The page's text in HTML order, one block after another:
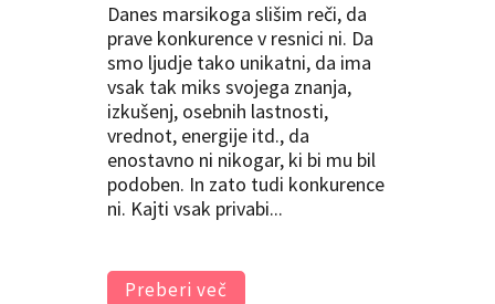
Danes marsikoga slišim reči, da
prave konkurence v resnici ni. Da
smo ljudje tako unikatni, da ima
vsak tak miks svojega znanja,
izkušenj, osebnih lastnosti,
vrednot, energije itd., da
enostavno ni nikogar, ki bi mu bil
podoben. In zato tudi konkurence
ni. Kajti vsak privabi...
Preberi več